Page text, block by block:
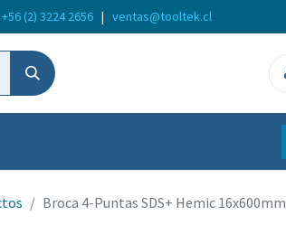
+56 (2) 3224 2656 | ventas@tooltek.cl
Broca 4-Puntas SDS+ Hemic 16x600mm